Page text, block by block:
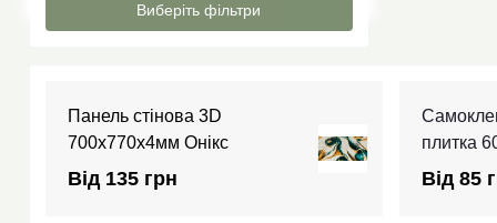
Виберіть фільтри
Панель стінова 3D
700х770х4мм Онікс
Від 135 грн
плитка
Від 85